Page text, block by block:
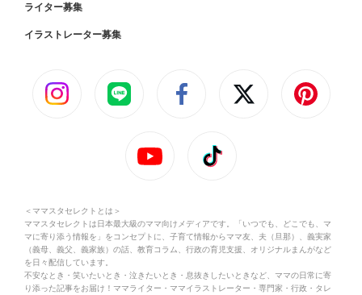
ライター募集
イラストレーター募集
＜ママスタセレクトとは＞
ママスタセレクトは日本最大級のママ向けメディアです。「いつでも、どこでも、マ
マに寄り添う情報を」をコンセプトに、子育て情報からママ友、夫（旦那）、義実家
（義母、義父、義家族）の話、教育コラム、行政の育児支援、オリジナルまんがなど
を日々配信しています。
不安なとき・笑いたいとき・泣きたいとき・息抜きしたいときなど、ママの日常に寄
り添った記事をお届け！ママライター・ママイラストレーター・専門家・行政・タレ